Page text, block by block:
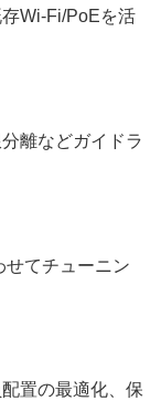
Wi-Fi/PoEを活
離などガイドラ
せてチューニン
置の最適化、保